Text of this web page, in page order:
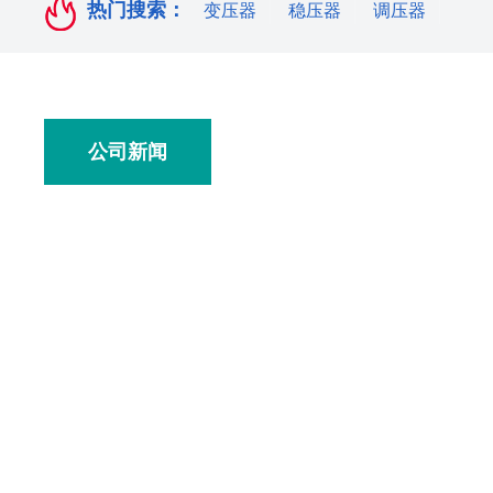
热门搜索： 变压器 稳压器 调压器
公司新闻